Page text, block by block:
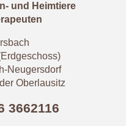
und Heimtiere
Neugersdorf
Oberlausitz
3662116